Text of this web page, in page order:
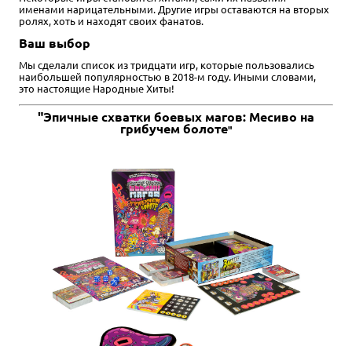
именами нарицательными. Другие игры оставаются на вторых
ролях, хоть и находят своих фанатов.
Ваш выбор
Мы сделали список из тридцати игр, которые пользовались
наибольшей популярностью в 2018-м году. Иными словами,
это настоящие Народные Хиты!
"Эпичные схватки боевых магов: Месиво на
грибучем болоте"